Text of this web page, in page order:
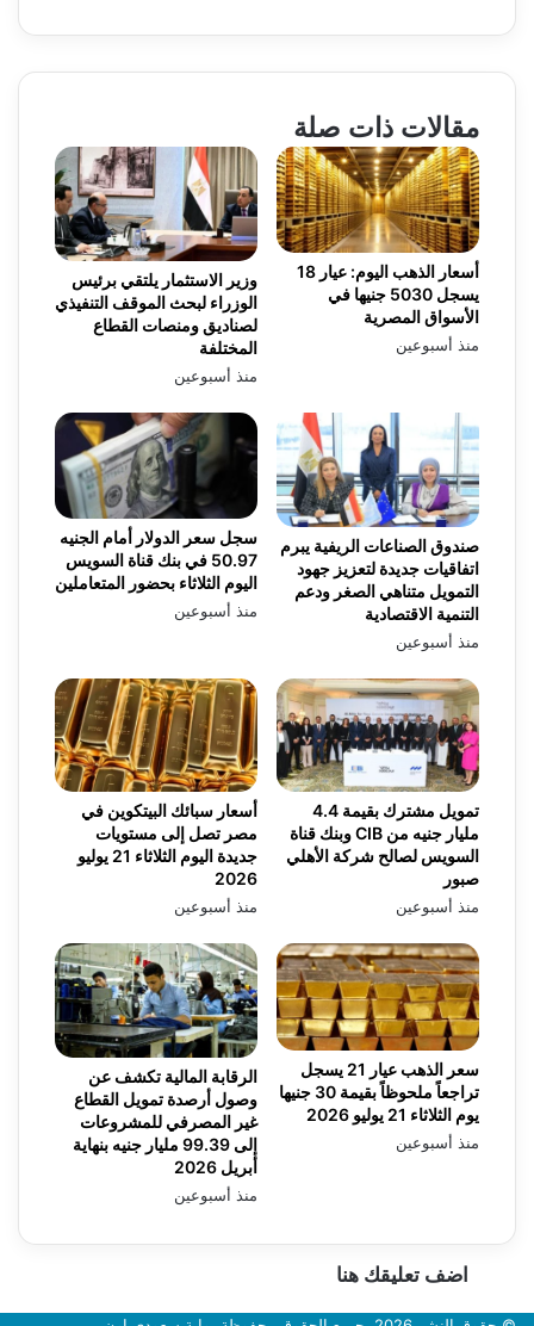
مقالات ذات صلة
وزير الاستثمار يلتقي برئيس
الوزراء لبحث الموقف التنفيذي
لصناديق ومنصات القطاع
المختلفة
منذ أسبوعين
أسعار الذهب اليوم: عيار 18
يسجل 5030 جنيها في
الأسواق المصرية
منذ أسبوعين
سجل سعر الدولار أمام الجنيه
50.97 في بنك قناة السويس
اليوم الثلاثاء بحضور المتعاملين
منذ أسبوعين
صندوق الصناعات الريفية يبرم
اتفاقيات جديدة لتعزيز جهود
التمويل متناهي الصغر ودعم
التنمية الاقتصادية
منذ أسبوعين
أسعار سبائك البيتكوين في
مصر تصل إلى مستويات
جديدة اليوم الثلاثاء 21 يوليو
2026
منذ أسبوعين
تمويل مشترك بقيمة 4.4
مليار جنيه من CIB وبنك قناة
السويس لصالح شركة الأهلي
صبور
منذ أسبوعين
الرقابة المالية تكشف عن
وصول أرصدة تمويل القطاع
غير المصرفي للمشروعات
إلى 99.39 مليار جنيه بنهاية
أبريل 2026
منذ أسبوعين
سعر الذهب عيار 21 يسجل
تراجعاً ملحوظاً بقيمة 30 جنيها
يوم الثلاثاء 21 يوليو 2026
منذ أسبوعين
اضف تعليقك هنا